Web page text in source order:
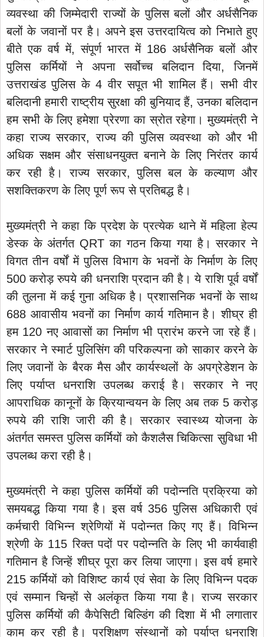
व्यवस्था की जिम्मेदारी राज्यों के पुलिस बलों और अर्धसैनिक
बलों के जवानों पर है। अपने इस उत्तरदायित्व को निभाते हुए
बीते एक वर्ष में, संपूर्ण भारत में 186 अर्धसैनिक बलों और
पुलिस कर्मियों ने अपना सर्वोच्च बलिदान दिया, जिनमें
उत्तराखंड पुलिस के 4 वीर सपूत भी शामिल हैं। सभी वीर
बलिदानी हमारी राष्ट्रीय सुरक्षा की बुनियाद हैं, उनका बलिदान
हम सभी के लिए हमेशा प्रेरणा का स्रोत रहेगा। मुख्यमंत्री ने
कहा राज्य सरकार, राज्य की पुलिस व्यवस्था को और भी
अधिक सक्षम और संसाधनयुक्त बनाने के लिए निरंतर कार्य
कर रही है। राज्य सरकार, पुलिस बल के कल्याण और
सशक्तिकरण के लिए पूर्ण रूप से प्रतिबद्ध है।
मुख्यमंत्री ने कहा कि प्रदेश के प्रत्येक थाने में महिला हेल्प
डेस्क के अंतर्गत QRT का गठन किया गया है। सरकार ने
विगत तीन वर्षों में पुलिस विभाग के भवनों के निर्माण के लिए
500 करोड़ रुपये की धनराशि प्रदान की है। ये राशि पूर्व वर्षों
की तुलना में कई गुना अधिक है। प्रशासनिक भवनों के साथ
688 आवासीय भवनों का निर्माण कार्य गतिमान है। शीघ्र ही
हम 120 नए आवासों का निर्माण भी प्रारंभ करने जा रहे हैं।
सरकार ने स्मार्ट पुलिसिंग की परिकल्पना को साकार करने के
लिए जवानों के बैरक मैस और कार्यस्थलों के अपग्रेडेशन के
लिए पर्याप्त धनराशि उपलब्ध कराई है। सरकार ने नए
आपराधिक कानूनों के क्रियान्वयन के लिए अब तक 5 करोड़
रुपये की राशि जारी की है। सरकार स्वास्थ्य योजना के
अंतर्गत समस्त पुलिस कर्मियों को कैशलैस चिकित्सा सुविधा भी
उपलब्ध करा रही है।
मुख्यमंत्री ने कहा पुलिस कर्मियों की पदोन्नति प्रक्रिया को
समयबद्ध किया गया है। इस वर्ष 356 पुलिस अधिकारी एवं
कर्मचारी विभिन्न श्रेणियों में पदोन्नत किए गए हैं। विभिन्न
श्रेणी के 115 रिक्त पदों पर पदोन्नति के लिए भी कार्यवाही
गतिमान है जिन्हें शीघ्र पूरा कर लिया जाएगा। इस वर्ष हमारे
215 कर्मियों को विशिष्ट कार्य एवं सेवा के लिए विभिन्न पदक
एवं सम्मान चिन्हों से अलंकृत किया गया है। राज्य सरकार
पुलिस कर्मियों की कैपेसिटी बिल्डिंग की दिशा में भी लगातार
काम कर रही है। प्रशिक्षण संस्थानों को पर्याप्त धनराशि